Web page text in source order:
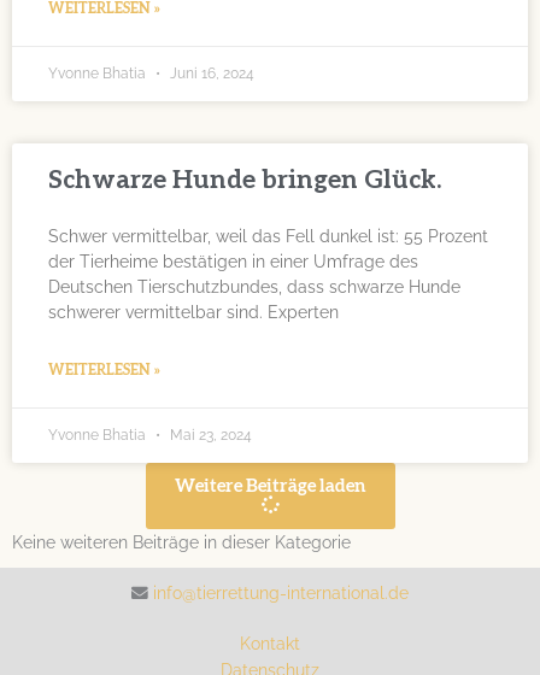
WEITERLESEN »
Yvonne Bhatia Juni 16, 2024
Schwarze Hunde bringen Glück.
Schwer vermittelbar, weil das Fell dunkel ist: 55 Prozent
der Tierheime bestätigen in einer Umfrage des
Deutschen Tierschutzbundes, dass schwarze Hunde
schwerer vermittelbar sind. Experten
WEITERLESEN »
Yvonne Bhatia Mai 23, 2024
Weitere Beiträge laden
Keine weiteren Beiträge in dieser Kategorie
info@tierrettung-international.de
Kontakt
Datenschutz